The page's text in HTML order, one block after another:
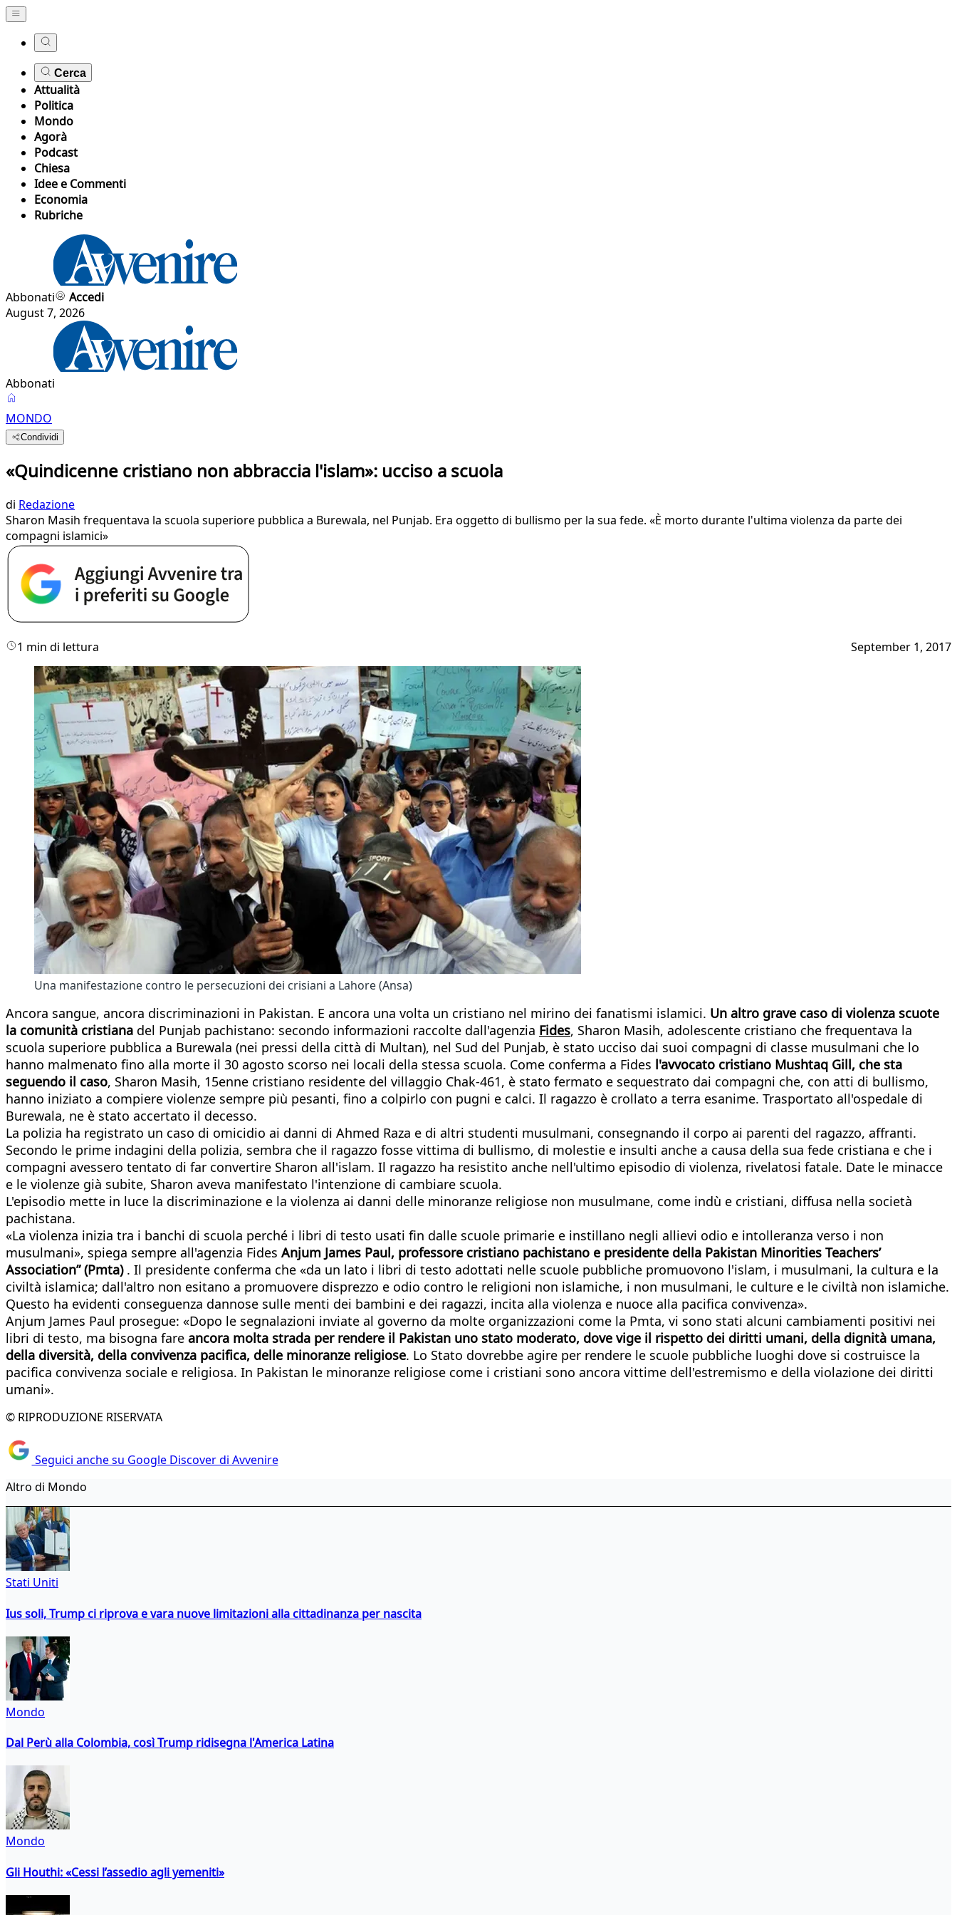
Cerca
Attualità
Politica
Mondo
Agorà
Podcast
Chiesa
Idee e Commenti
Economia
Rubriche
Abbonati
Accedi
August 7, 2026
Abbonati
MONDO
Condividi
«Quindicenne cristiano non abbraccia l'islam»: ucciso a scuola
di Redazione
Sharon Masih frequentava la scuola superiore pubblica a Burewala, nel Punjab. Era oggetto di bullismo per la sua fede. «È morto durante l'ultima violenza da parte dei
compagni islamici»
1 min di lettura September 1, 2017
Una manifestazione contro le persecuzioni dei crisiani a Lahore (Ansa)
Ancora sangue, ancora discriminazioni in Pakistan. E ancora una volta un cristiano nel mirino dei fanatismi islamici. Un altro grave caso di violenza scuote
la comunità cristiana del Punjab pachistano: secondo informazioni raccolte dall'agenzia Fides, Sharon Masih, adolescente cristiano che frequentava la
scuola superiore pubblica a Burewala (nei pressi della città di Multan), nel Sud del Punjab, è stato ucciso dai suoi compagni di classe musulmani che lo
hanno malmenato fino alla morte il 30 agosto scorso nei locali della stessa scuola. Come conferma a Fides l'avvocato cristiano Mushtaq Gill, che sta
seguendo il caso, Sharon Masih, 15enne cristiano residente del villaggio Chak-461, è stato fermato e sequestrato dai compagni che, con atti di bullismo,
hanno iniziato a compiere violenze sempre più pesanti, fino a colpirlo con pugni e calci. Il ragazzo è crollato a terra esanime. Trasportato all'ospedale di
Burewala, ne è stato accertato il decesso.
La polizia ha registrato un caso di omicidio ai danni di Ahmed Raza e di altri studenti musulmani, consegnando il corpo ai parenti del ragazzo, affranti.
Secondo le prime indagini della polizia, sembra che il ragazzo fosse vittima di bullismo, di molestie e insulti anche a causa della sua fede cristiana e che i
compagni avessero tentato di far convertire Sharon all'islam. Il ragazzo ha resistito anche nell'ultimo episodio di violenza, rivelatosi fatale. Date le minacce
e le violenze già subite, Sharon aveva manifestato l'intenzione di cambiare scuola.
L'episodio mette in luce la discriminazione e la violenza ai danni delle minoranze religiose non musulmane, come indù e cristiani, diffusa nella società
pachistana.
«La violenza inizia tra i banchi di scuola perché i libri di testo usati fin dalle scuole primarie e instillano negli allievi odio e intolleranza verso i non
musulmani», spiega sempre all'agenzia Fides Anjum James Paul, professore cristiano pachistano e presidente della Pakistan Minorities Teachers’
Association” (Pmta) . Il presidente conferma che «da un lato i libri di testo adottati nelle scuole pubbliche promuovono l'islam, i musulmani, la cultura e la
civiltà islamica; dall'altro non esitano a promuovere disprezzo e odio contro le religioni non islamiche, i non musulmani, le culture e le civiltà non islamiche.
Questo ha evidenti conseguenza dannose sulle menti dei bambini e dei ragazzi, incita alla violenza e nuoce alla pacifica convivenza».
Anjum James Paul prosegue: «Dopo le segnalazioni inviate al governo da molte organizzazioni come la Pmta, vi sono stati alcuni cambiamenti positivi nei
libri di testo, ma bisogna fare ancora molta strada per rendere il Pakistan uno stato moderato, dove vige il rispetto dei diritti umani, della dignità umana,
della diversità, della convivenza pacifica, delle minoranze religiose. Lo Stato dovrebbe agire per rendere le scuole pubbliche luoghi dove si costruisce la
pacifica convivenza sociale e religiosa. In Pakistan le minoranze religiose come i cristiani sono ancora vittime dell'estremismo e della violazione dei diritti
umani».
© RIPRODUZIONE RISERVATA
Seguici anche su Google Discover di Avvenire
Altro di Mondo
Stati Uniti
Ius soli, Trump ci riprova e vara nuove limitazioni alla cittadinanza per nascita
Mondo
Dal Perù alla Colombia, così Trump ridisegna l'America Latina
Mondo
Gli Houthi: «Cessi l’assedio agli yemeniti»